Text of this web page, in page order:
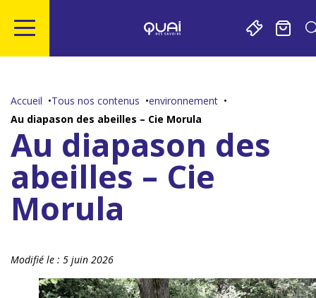
contenu
Accueil Tous nos contenus
environnement
Au diapason des abeilles – Cie Morula
Au diapason des
abeilles – Cie
Morula
Modifié le : 5 juin 2026